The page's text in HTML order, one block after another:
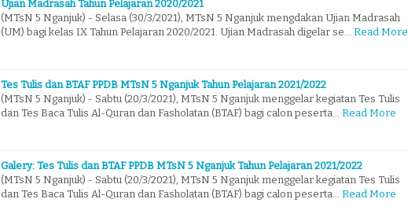
Ujian Madrasah Tahun Pelajaran 2020/2021
(MTsN 5 Nganjuk) - Selasa (30/3/2021), MTsN 5 Nganjuk mengdakan Ujian Madrasah
(UM) bagi kelas IX Tahun Pelajaran 2020/2021. Ujian Madrasah digelar se… Read More
Tes Tulis dan BTAF PPDB MTsN 5 Nganjuk Tahun Pelajaran 2021/2022
(MTsN 5 Nganjuk) - Sabtu (20/3/2021), MTsN 5 Nganjuk menggelar kegiatan Tes Tulis
dan Tes Baca Tulis Al-Quran dan Fasholatan (BTAF) bagi calon peserta… Read More
Galery: Tes Tulis dan BTAF PPDB MTsN 5 Nganjuk Tahun Pelajaran 2021/2022
(MTsN 5 Nganjuk) - Sabtu (20/3/2021), MTsN 5 Nganjuk menggelar kegiatan Tes Tulis
dan Tes Baca Tulis Al-Quran dan Fasholatan (BTAF) bagi calon peserta… Read More